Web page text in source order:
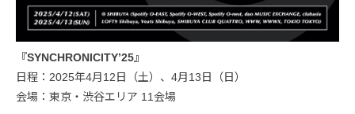
『SYNCHRONICITY’25』
日程：2025年4月12日（土）、4月13日（日）
会場：東京・渋谷エリア 11会場